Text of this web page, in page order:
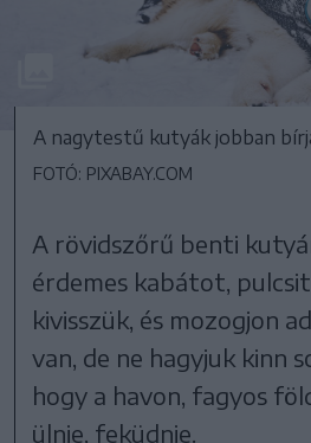
A nagytestű kutyák jobban
FOTÓ: PIXABAY.COM
A rövidszőrű benti
érdemes kabátot, pulcsit
kivisszük, és mozogjon
van, de ne hagyjuk kinn
hogy a havon, fagyos
ülnie, feküdnie.